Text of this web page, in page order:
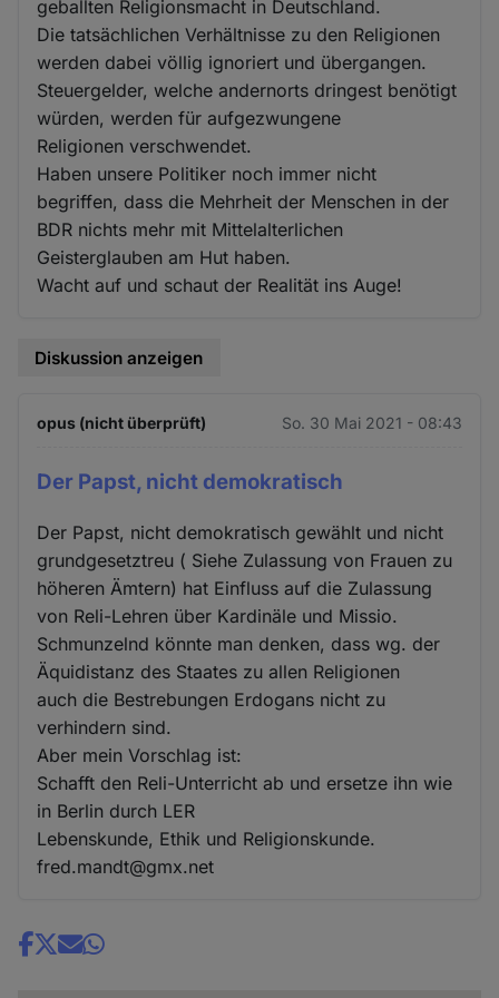
geballten Religionsmacht in Deutschland.
Die tatsächlichen Verhältnisse zu den Religionen
werden dabei völlig ignoriert und übergangen.
Steuergelder, welche andernorts dringest benötigt
würden, werden für aufgezwungene
Religionen verschwendet.
Haben unsere Politiker noch immer nicht
begriffen, dass die Mehrheit der Menschen in der
BDR nichts mehr mit Mittelalterlichen
Geisterglauben am Hut haben.
Wacht auf und schaut der Realität ins Auge!
Diskussion anzeigen
opus (nicht überprüft) So. 30 Mai 2021 - 08:43
Der Papst, nicht demokratisch
Der Papst, nicht demokratisch gewählt und nicht
grundgesetztreu ( Siehe Zulassung von Frauen zu
höheren Ämtern) hat Einfluss auf die Zulassung
von Reli-Lehren über Kardinäle und Missio.
Schmunzelnd könnte man denken, dass wg. der
Äquidistanz des Staates zu allen Religionen
auch die Bestrebungen Erdogans nicht zu
verhindern sind.
Aber mein Vorschlag ist:
Schafft den Reli-Unterricht ab und ersetze ihn wie
in Berlin durch LER
Lebenskunde, Ethik und Religionskunde.
fred.mandt@gmx.net
Share